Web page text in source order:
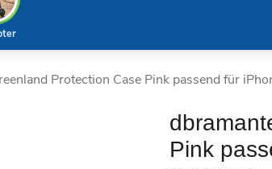
Protection Case Pink passend für
Pink